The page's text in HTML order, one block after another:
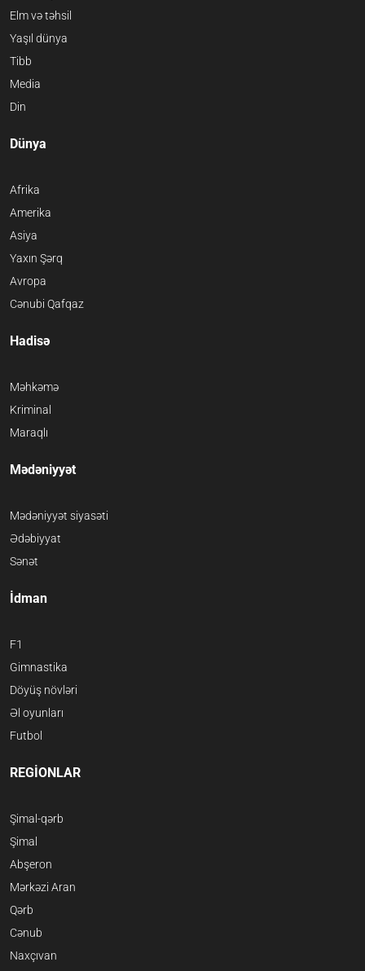
Elm və təhsil
Yaşıl dünya
Tibb
Media
Din
Dünya
Afrika
Amerika
Asiya
Yaxın Şərq
Avropa
Cənubi Qafqaz
Hadisə
Məhkəmə
Kriminal
Maraqlı
Mədəniyyət
Mədəniyyət siyasəti
Ədəbiyyat
Sənət
İdman
F1
Gimnastika
Döyüş növləri
Əl oyunları
Futbol
REGİONLAR
Şimal-qərb
Şimal
Abşeron
Mərkəzi Aran
Qərb
Cənub
Naxçıvan